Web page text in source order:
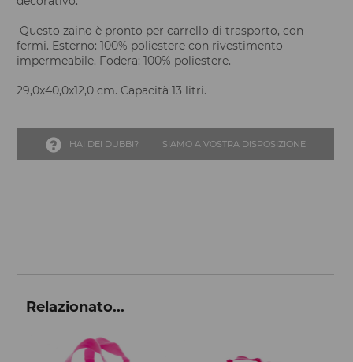
Questo zaino è pronto per carrello di trasporto, con
fermi. Esterno: 100% poliestere con rivestimento
impermeabile. Fodera: 100% poliestere.
29,0x40,0x12,0 cm. Capacità 13 litri.
HAI DEI DUBBI? SIAMO A VOSTRA DISPOSIZIONE
Relazionato...